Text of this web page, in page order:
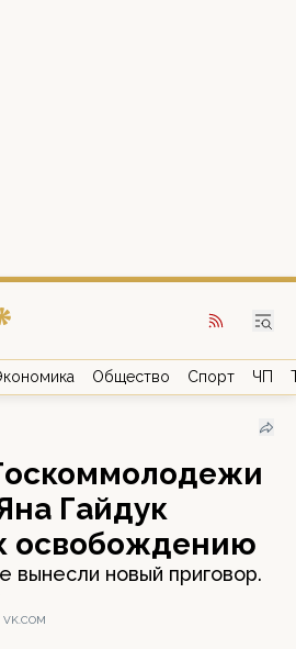
Общество Спорт ЧП
Гайдук
освобождению
вынесли новый приговор.